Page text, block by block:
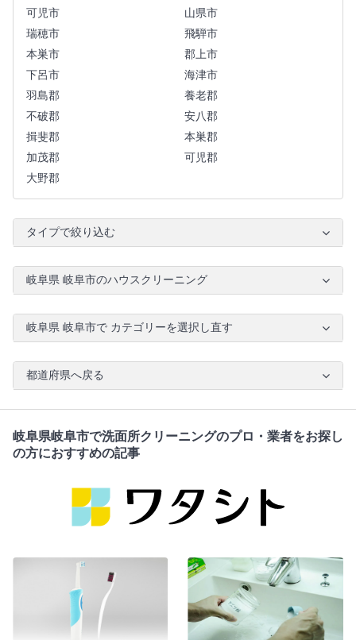
可児市
山県市
瑞穂市
飛騨市
本巣市
郡上市
下呂市
海津市
羽島郡
養老郡
不破郡
安八郡
揖斐郡
本巣郡
加茂郡
可児郡
大野郡
タイプで絞り込む
岐阜県 岐阜市のハウスクリーニング
岐阜県 岐阜市で カテゴリーを選択し直す
都道府県へ戻る
岐阜県岐阜市で洗面所クリーニングのプロ・業者をお探し
の方におすすめの記事